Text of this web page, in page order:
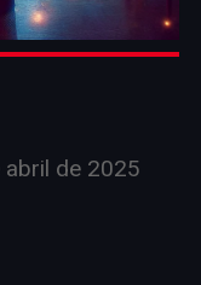
abril de 2025